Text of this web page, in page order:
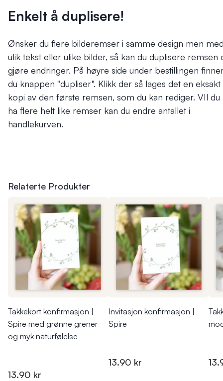
Enkelt å duplisere!
Ønsker du flere bilderemser i samme design men
ulik tekst eller ulike bilder, så kan du duplisere remsen
gjøre endringer. På høyre side under bestillingen
du knappen "dupliser". Klikk der så lages det en eksakt
kopi av den første remsen, som du kan rediger. VIl du
ha flere helt like remser kan du endre antallet i
handlekurven.
Relaterte Produkter
Takkekort konfirmasjon |
Spire med grønne grener
og myk naturfølelse
13.90 kr
Invitasjon konfirmasjon |
Spire
13.90 kr